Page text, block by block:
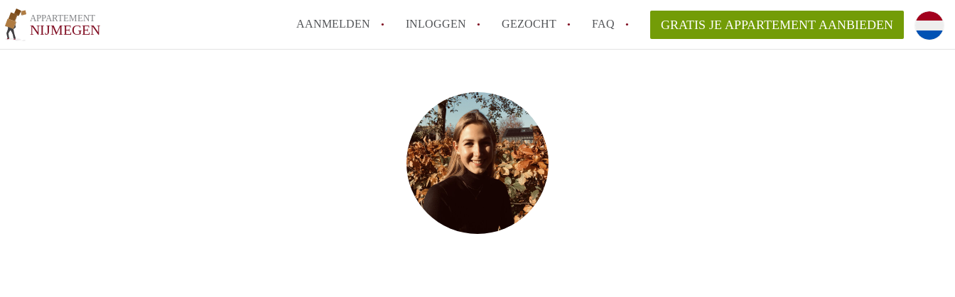
APPARTEMENT
NIJMEGEN AANMELDEN INLOGGEN GEZOCHT FAQ
Wat is AppartementNijmegen?
Hoeveel kost het om te reageren op een Appartement in Nijmegen?
Wat is de privacyverklaring van AppartementNijmegen?
Berekent AppartementNijmegen
makelaarsvergoeding/bemiddelingsvergoeding?
Is AppartementNijmegen verantwoordelijk voor het aangeboden
Appartement / Appartementen in Nijmegen?
Alle veelgestelde vragen
GRATIS JE APPARTEMENT AANBIEDEN